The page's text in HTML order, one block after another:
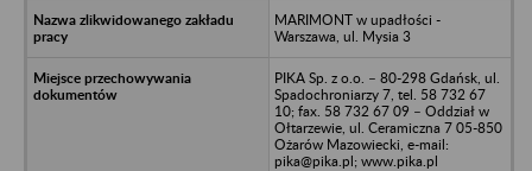
MARIMONT w upadłości -
Warszawa, ul. Mysia 3
PIKA Sp. z o.o. – 80-298 Gdańsk, ul.
Spadochroniarzy 7, tel. 58 732 67
10; fax. 58 732 67 09 – Oddział w
Ołtarzewie, ul. Ceramiczna 7 05-850
Ożarów Mazowiecki, e-mail:
pika@pika.pl; www.pika.pl